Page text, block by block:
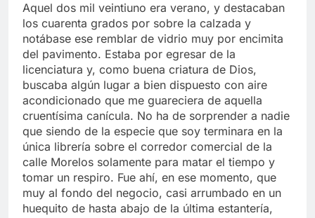
Aquel dos mil veintiuno era verano, y destacaban
los cuarenta grados por sobre la calzada y
notábase ese remblar de vidrio muy por encimita
del pavimento. Estaba por egresar de la
licenciatura y, como buena criatura de Dios,
buscaba algún lugar a bien dispuesto con aire
acondicionado que me guareciera de aquella
cruentísima canícula. No ha de sorprender a nadie
que siendo de la especie que soy terminara en la
única librería sobre el corredor comercial de la
calle Morelos solamente para matar el tiempo y
tomar un respiro. Fue ahí, en ese momento, que
muy al fondo del negocio, casi arrumbado en un
huequito de hasta abajo de la última estantería,